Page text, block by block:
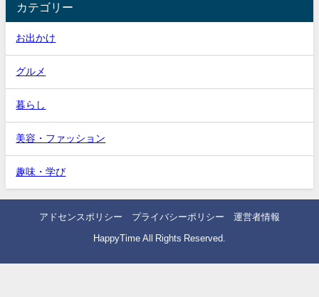
カテゴリー
お出かけ
グルメ
暮らし
美容・ファッション
趣味・学び
アドセンスポリシー プライバシーポリシー 運営者情報
HappyTime All Rights Reserved.